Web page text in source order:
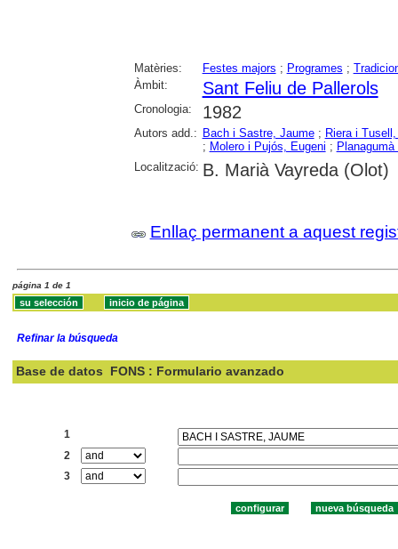
Matèries: Festes majors ; Programes ;
Àmbit:
Sant Feliu de Pallerols
Cronologia: 1982
Autors add.: Bach i Sastre, Jaume; Riera i
; Molero i Pujós, Eugeni ;
Localització: B. Marià Vayreda (Olot)
Enllaç permanent a aquest
página 1 de 1
Refinar la búsqueda
Base de datos FONS : Formulario avanzado
1
2
3